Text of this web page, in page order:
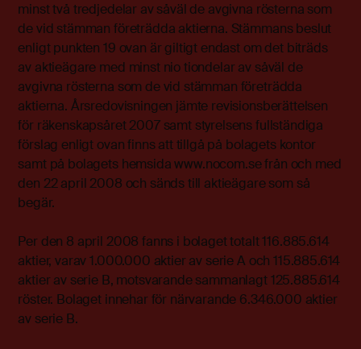
minst två tredjedelar av såväl de avgivna rösterna som
de vid stämman företrädda aktierna. Stämmans beslut
enligt punkten 19 ovan är giltigt endast om det biträds
av aktieägare med minst nio tiondelar av såväl de
avgivna rösterna som de vid stämman företrädda
aktierna. Årsredovisningen jämte revisionsberättelsen
för räkenskapsåret 2007 samt styrelsens fullständiga
förslag enligt ovan finns att tillgå på bolagets kontor
samt på bolagets hemsida www.nocom.se från och med
den 22 april 2008 och sänds till aktieägare som så
begär.
Per den 8 april 2008 fanns i bolaget totalt 116.885.614
aktier, varav 1.000.000 aktier av serie A och 115.885.614
aktier av serie B, motsvarande sammanlagt 125.885.614
röster. Bolaget innehar för närvarande 6.346.000 aktier
av serie B.